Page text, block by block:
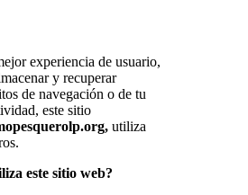
experiencia de usuario,
y recuperar
de navegación o de tu
este sitio
utiliza
este sitio web?